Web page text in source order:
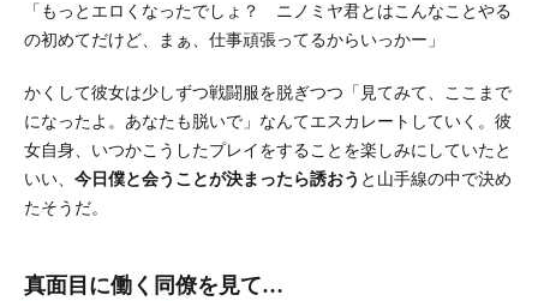
「もっとエロくなったでしょ？ ニノミヤ君とはこんなことやる
の初めてだけど、まぁ、仕事頑張ってるからいっかー」
かくして彼女は少しずつ戦闘服を脱ぎつつ「見てみて、ここまで
になったよ。あなたも脱いで」なんてエスカレートしていく。彼
女自身、いつかこうしたプレイをすることを楽しみにしていたと
いい、 今日僕と会うことが決まったら誘おう と山手線の中で決め
たそうだ。
真面目に働く同僚を見て…